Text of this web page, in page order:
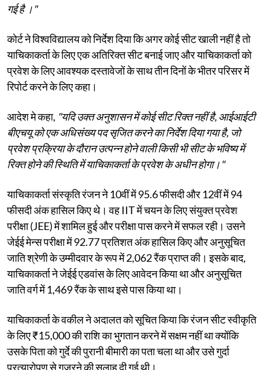
गई है ।"
कोर्ट ने विश्वविद्यालय को निर्देश दिया कि अगर कोई सीट खाली नहीं है तो
याचिकाकर्ता के लिए एक अतिरिक्त सीट बनाई जाए और याचिकाकर्ता को
प्रवेश के लिए आवश्यक दस्तावेजों के साथ तीन दिनों के भीतर परिसर में
रिपोर्ट करने के लिए कहा।
आदेश मे कहा, "यदि उक्त अनुशासन में कोई सीट रिक्त नहीं है, आईआईटी
बीएचयू को एक अधिसंख्य पद सृजित करने का निर्देश दिया गया है, जो
प्रवेश प्रक्रिया के दौरान उत्पन्न होने वाली किसी भी सीट के भविष्य में
रिक्त होने की स्थिति में याचिकाकर्ता के प्रवेश के अधीन होगा।"
याचिकाकर्ता संस्कृति रंजन ने 10वीं में 95.6 फीसदी और 12वीं में 94
फीसदी अंक हासिल किए थे। वह IIT में चयन के लिए संयुक्त प्रवेश
परीक्षा (JEE) में शामिल हुई और परीक्षा पास करने में सफल रही। उसने
जेईई मेन्स परीक्षा में 92.77 प्रतिशत अंक हासिल किए और अनुसूचित
जाति श्रेणी के उम्मीदवार के रूप में 2,062 रैंक प्राप्त की। इसके बाद,
याचिकाकर्ता ने जेईई एडवांस के लिए आवेदन किया था और अनुसूचित
जाति वर्ग में 1,469 रैंक के साथ इसे पास किया था।
याचिकाकर्ता के वकील ने अदालत को सूचित किया कि रंजन सीट स्वीकृति
के लिए ₹15,000 की राशि का भुगतान करने में सक्षम नहीं था क्योंकि
उसके पिता को गुर्दे की पुरानी बीमारी का पता चला था और उसे गुर्दा
प्रत्यारोपण से गुजरने की सलाह दी गई थी।